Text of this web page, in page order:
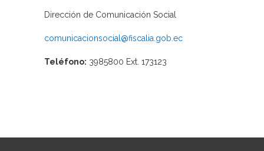
Dirección de Comunicación Social
comunicacionsocial@fiscalia.gob.ec
Teléfono: 3985800 Ext. 173123